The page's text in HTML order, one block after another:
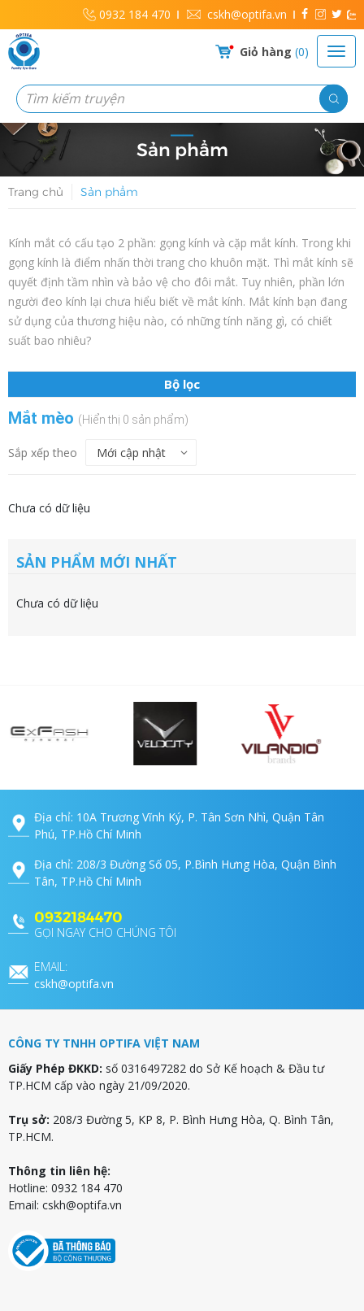
0932 184 470 cskh@optifa.vn
Giỏ hàng 0
Sản phẩm
Trang chủ Sản phẩm
Kính mắt có cấu tạo 2 phần: gọng kính và cặp mắt kính. Trong khi
gọng kính là điểm nhấn thời trang cho khuôn mặt. Thì mắt kính sẽ
quyết định tầm nhìn và bảo vệ cho đôi mắt. Tuy nhiên, phần lớn
người đeo kính lại chưa hiểu biết về mắt kính. Mắt kính bạn đang
sử dụng của thương hiệu nào, có những tính năng gì, có chiết
suất bao nhiêu?
Bộ lọc
Mắt mèo (Hiển thị 0 sản phẩm)
Sắp xếp theo
Chưa có dữ liệu
SẢN PHẨM MỚI NHẤT
Chưa có dữ liệu
Địa chỉ: 10A Trương Vĩnh Ký, P. Tân Sơn Nhì, Quận Tân
Phú, TP.Hồ Chí Minh
Địa chỉ: 208/3 Đường Số 05, P.Bình Hưng Hòa, Quận Bình
Tân, TP.Hồ Chí Minh
0932184470
GỌI NGAY CHO CHÚNG TÔI
EMAIL:
cskh@optifa.vn
CÔNG TY TNHH OPTIFA VIỆT NAM
Giấy Phép ĐKKD: số 0316497282 do Sở Kế hoạch & Đầu tư
TP.HCM cấp vào ngày 21/09/2020.
Trụ sở: 208/3 Đường 5, KP 8, P. Bình Hưng Hòa, Q. Bình Tân,
TP.HCM.
Thông tin liên hệ:
Hotline: 0932 184 470
Email: cskh@optifa.vn